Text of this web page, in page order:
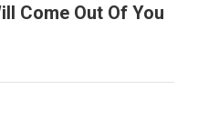
Come Out Of You